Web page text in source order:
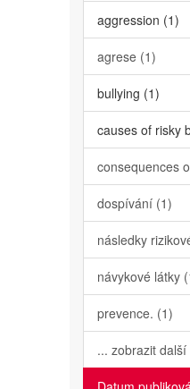
aggression (1)
agrese (1)
bullying (1)
causes of risky
consequences
dospívání (1)
následky
návykové látky
prevence. (1)
... zobrazit další